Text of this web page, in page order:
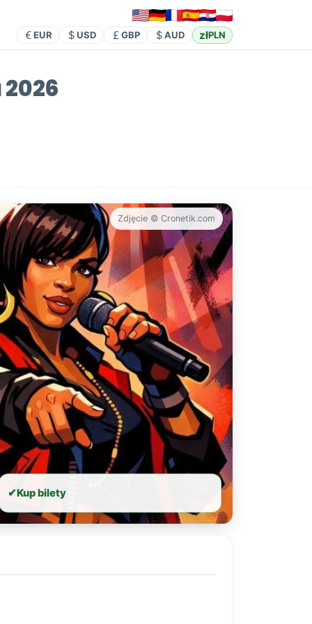
EUR USD GBP AUD złPLN
Zdjęcie © Cronetik.com
✔Kup bilety